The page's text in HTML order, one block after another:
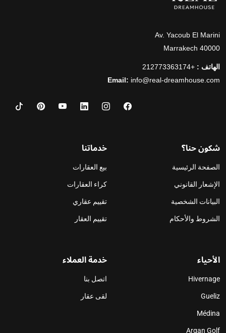
Av. Yacoub El Marini
40000 Marrakech
الهاتف : +212773363174
Email: info@real-dreamhouse.com
شكون حنا؟
الصفحة الرئيسية
الإشعار القانوني
البيانات الشخصية
الشروط والأحكام
خدماتنا
بيع العقارات
كراء العقارات
تقييم عقاري
تقييم العقار
الأحياء
Hivernage
Gueliz
Médina
Argan Golf
خدمة العملاء
اتصل بنا
لقى عقار